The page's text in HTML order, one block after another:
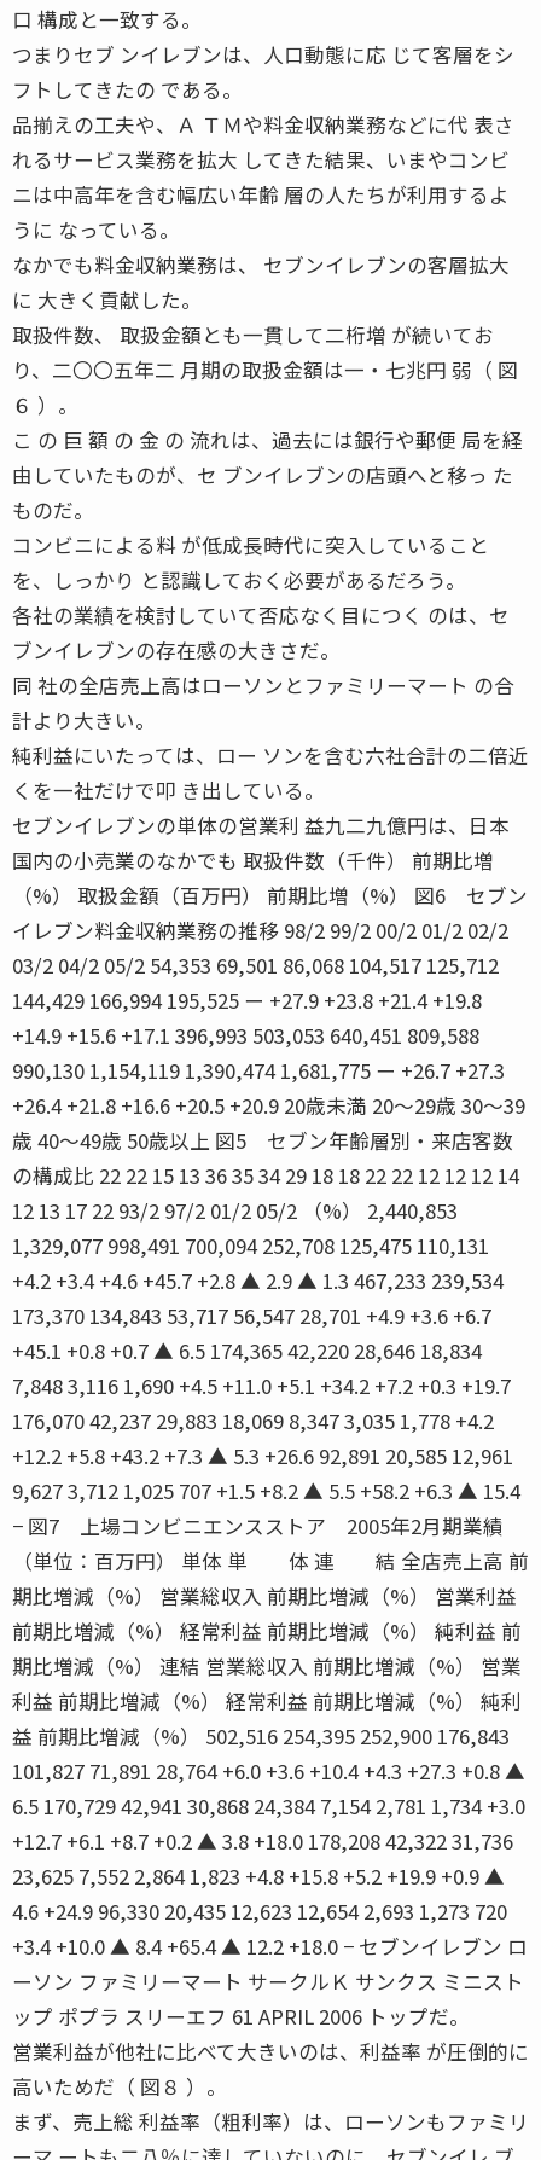
口 構成と一致する。
つまりセブ ンイレブンは、人口動態に応 じて客層をシ
フトしてきたの である。
品揃えの工夫や、Ａ ＴＭや料金収納業務などに代 表さ
れるサービス業務を拡大 してきた結果、いまやコンビ
ニは中高年を含む幅広い年齢 層の人たちが利用するよ
うに なっている。
なかでも料金収納業務は、 セブンイレブンの客層拡大
に 大きく貢献した。
取扱件数、 取扱金額とも一貫して二桁増 が続いてお
り、二〇〇五年二 月期の取扱金額は一・七兆円 弱（ 図
６ ）。
こ の 巨 額 の 金 の 流れは、過去には銀行や郵便 局を経
由していたものが、セ ブンイレブンの店頭へと移っ た
ものだ。
コンビニによる料 が低成長時代に突入していること
を、しっかり と認識しておく必要があるだろう。
各社の業績を検討していて否応なく目につく のは、セ
ブンイレブンの存在感の大きさだ。
同 社の全店売上高はローソンとファミリーマート の合
計より大きい。
純利益にいたっては、ロー ソンを含む六社合計の二倍近
くを一社だけで叩 き出している。
セブンイレブンの単体の営業利 益九二九億円は、日本
国内の小売業のなかでも 取扱件数（千件） 前期比増
（%） 取扱金額（百万円） 前期比増（%） 図6 セブン
イレブン料金収納業務の推移 98/2 99/2 00/2 01/2 02/2
03/2 04/2 05/2 54,353 69,501 86,068 104,517 125,712
144,429 166,994 195,525 ー +27.9 +23.8 +21.4 +19.8
+14.9 +15.6 +17.1 396,993 503,053 640,451 809,588
990,130 1,154,119 1,390,474 1,681,775 ー +26.7 +27.3
+26.4 +21.8 +16.6 +20.5 +20.9 20歳未満 20〜29歳 30〜39
歳 40〜49歳 50歳以上 図5 セブン年齢層別・来店客数
の構成比 22 22 15 13 36 35 34 29 18 18 22 22 12 12 12 14
12 13 17 22 93/2 97/2 01/2 05/2 （%） 2,440,853
1,329,077 998,491 700,094 252,708 125,475 110,131
+4.2 +3.4 +4.6 +45.7 +2.8 ▲ 2.9 ▲ 1.3 467,233 239,534
173,370 134,843 53,717 56,547 28,701 +4.9 +3.6 +6.7
+45.1 +0.8 +0.7 ▲ 6.5 174,365 42,220 28,646 18,834
7,848 3,116 1,690 +4.5 +11.0 +5.1 +34.2 +7.2 +0.3 +19.7
176,070 42,237 29,883 18,069 8,347 3,035 1,778 +4.2
+12.2 +5.8 +43.2 +7.3 ▲ 5.3 +26.6 92,891 20,585 12,961
9,627 3,712 1,025 707 +1.5 +8.2 ▲ 5.5 +58.2 +6.3 ▲ 15.4
− 図7 上場コンビニエンスストア 2005年2月期業績
（単位：百万円） 単体 単 体 連 結 全店売上高 前
期比増減（%） 営業総収入 前期比増減（%） 営業利益
前期比増減（%） 経常利益 前期比増減（%） 純利益 前
期比増減（%） 連結 営業総収入 前期比増減（%） 営業
利益 前期比増減（%） 経常利益 前期比増減（%） 純利
益 前期比増減（%） 502,516 254,395 252,900 176,843
101,827 71,891 28,764 +6.0 +3.6 +10.4 +4.3 +27.3 +0.8 ▲
6.5 170,729 42,941 30,868 24,384 7,154 2,781 1,734 +3.0
+12.7 +6.1 +8.7 +0.2 ▲ 3.8 +18.0 178,208 42,322 31,736
23,625 7,552 2,864 1,823 +4.8 +15.8 +5.2 +19.9 +0.9 ▲
4.6 +24.9 96,330 20,435 12,623 12,654 2,693 1,273 720
+3.4 +10.0 ▲ 8.4 +65.4 ▲ 12.2 +18.0 − セブンイレブン ロ
ーソン ファミリーマート サークルＫ サンクス ミニスト
ップ ポプラ スリーエフ 61 APRIL 2006 トップだ。
営業利益が他社に比べて大きいのは、利益率 が圧倒的に
高いためだ（ 図８ ）。
まず、売上総 利益率（粗利率）は、ローソンもファミリ